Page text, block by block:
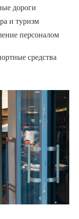
дороги
и туризм
персоналом
средства